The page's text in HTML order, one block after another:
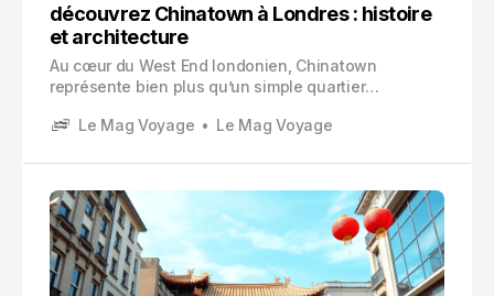
découvrez Chinatown à Londres : histoire
et architecture
Au cœur du West End londonien, Chinatown
représente bien plus qu’un simple quartier
l’Orient et l’Occident, où l’héritage chinois millénaire
capitale britannique.
Le Mag Voyage Le Mag Voyage